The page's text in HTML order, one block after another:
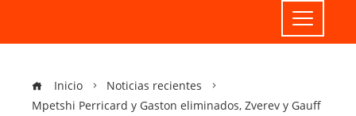
Inicio
Noticias recientes
Mpetshi Perricard y Gaston eliminados, Zverev y Gauff